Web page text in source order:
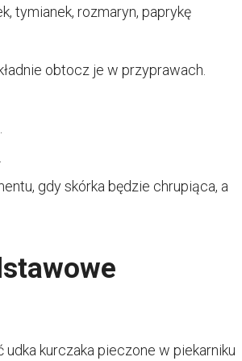
tymianek, rozmaryn, paprykę
obtocz je w przyprawach.
gdy skórka będzie chrupiąca, a
kurczaka pieczone w piekarniku